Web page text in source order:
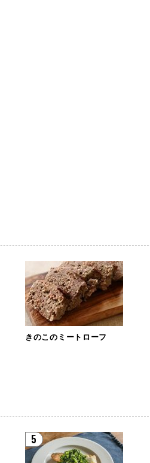
きのこのミートローフ
5